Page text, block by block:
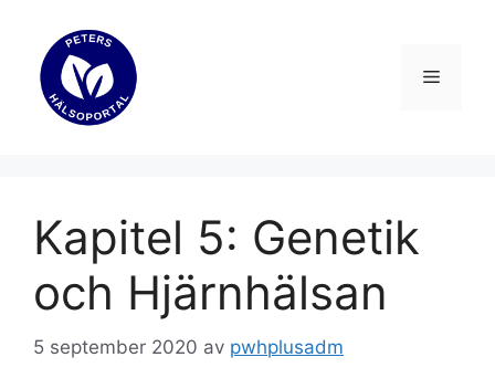
innehåll
Meny
Kapitel 5: Genetik
och Hjärnhälsan
5 september 2020 av pwhplusadm